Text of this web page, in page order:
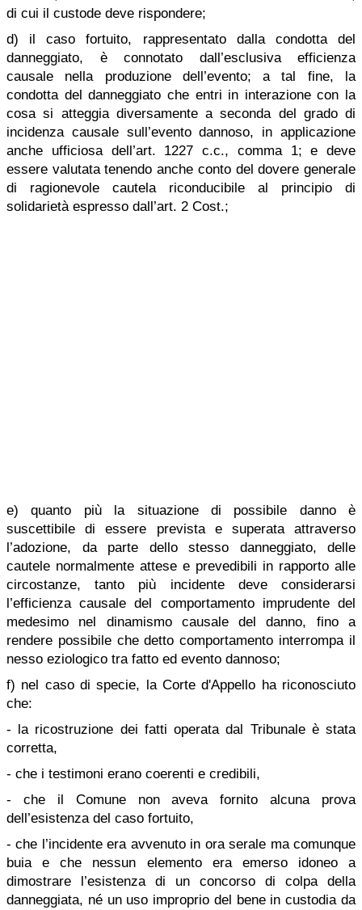
di cui il custode deve rispondere;
d) il caso fortuito, rappresentato dalla condotta del
danneggiato, è connotato dall’esclusiva efficienza
causale nella produzione dell’evento; a tal fine, la
condotta del danneggiato che entri in interazione con la
cosa si atteggia diversamente a seconda del grado di
incidenza causale sull’evento dannoso, in applicazione
anche ufficiosa dell’art. 1227 c.c., comma 1; e deve
essere valutata tenendo anche conto del dovere generale
di ragionevole cautela riconducibile al principio di
solidarietà espresso dall’art. 2 Cost.;
e) quanto più la situazione di possibile danno è
suscettibile di essere prevista e superata attraverso
l’adozione, da parte dello stesso danneggiato, delle
cautele normalmente attese e prevedibili in rapporto alle
circostanze, tanto più incidente deve considerarsi
l’efficienza causale del comportamento imprudente del
medesimo nel dinamismo causale del danno, fino a
rendere possibile che detto comportamento interrompa il
nesso eziologico tra fatto ed evento dannoso;
f) nel caso di specie, la Corte d'Appello ha riconosciuto
che:
- la ricostruzione dei fatti operata dal Tribunale è stata
corretta,
- che i testimoni erano coerenti e credibili,
- che il Comune non aveva fornito alcuna prova
dell’esistenza del caso fortuito,
- che l’incidente era avvenuto in ora serale ma comunque
buia e che nessun elemento era emerso idoneo a
dimostrare l’esistenza di un concorso di colpa della
danneggiata, né un uso improprio del bene in custodia da